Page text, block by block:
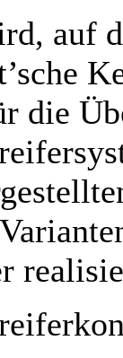
auf
die